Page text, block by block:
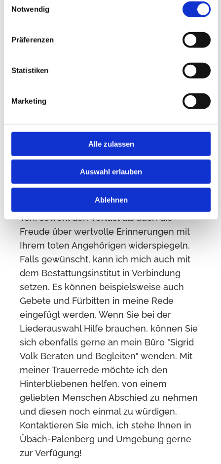
Notwendig
Präferenzen
Statistiken
Marketing
Alle zulassen
Auswahl erlauben
Ablehnen
Bei der Trauerrede ist es wichtig, Respekt
Erzählen Sie mir von den Leistungen,
Charaktereigenschaften und dem Einfluss
des Toten auf andere. Das kann mir helfen,
eine herzliche, tröstende und
unvergessliche Hommage zu schaffen. Es
ist mir wichtig, dass meine Worte und mein
Ton, sowohl den Verlust als auch die
Freude über wertvolle Erinnerungen mit
Ihrem toten Angehörigen widerspiegeln.
Falls gewünscht, kann ich mich auch mit
dem Bestattungsinstitut in Verbindung
setzen. Es können beispielsweise auch
Gebete und Fürbitten in meine Rede
eingefügt werden. Wenn Sie bei der
Liederauswahl Hilfe brauchen, können Sie
sich ebenfalls gerne an mein Büro "Sigrid
Volk Beraten und Begleiten" wenden. Mit
meiner Trauerrede möchte ich den
Hinterbliebenen helfen, von einem
geliebten Menschen Abschied zu nehmen
und diesen noch einmal zu würdigen.
Kontaktieren Sie mich, ich stehe Ihnen in
Übach-Palenberg und Umgebung gerne
zur Verfügung!